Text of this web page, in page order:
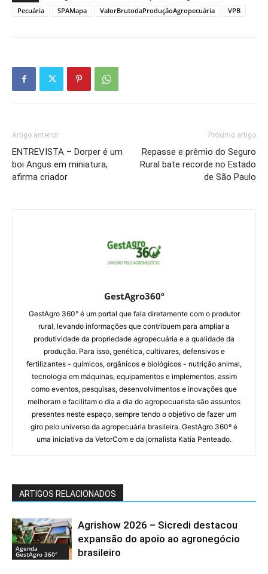
Pecuária
SPAMapa ValorBrutodaProduçãoAgropecuária VPB
Artigo anterior
ENTREVISTA – Dorper é um
boi Angus em miniatura,
afirma criador
Próximo artigo
Repasse e prêmio do Seguro
Rural bate recorde no Estado
de São Paulo
GestAgro360º
GestAgro 360° é um portal que fala diretamente com o produtor
rural, levando informações que contribuem para ampliar a
produtividade da propriedade agropecuária e a qualidade da
produção. Para isso, genética, cultivares, defensivos e
fertilizantes - químicos, orgânicos e biológicos - nutrição animal,
tecnologia em máquinas, equipamentos e implementos, assim
como eventos, pesquisas, desenvolvimentos e inovações que
melhoram e facilitam o dia a dia do agropecuarista são assuntos
presentes neste espaço, sempre tendo o objetivo de fazer um
giro pelo universo da agropecuária brasileira. GestAgro 360º é
uma iniciativa da VetorCom e da jornalista Katia Penteado.
ARTIGOS RELACIONADOS
Agenda
GestAgro 360°
Agrishow 2026 – Sicredi destacou
expansão do apoio ao agronegócio
brasileiro